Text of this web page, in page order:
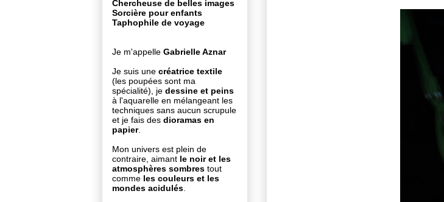
Chercheuse de belles images
Sorcière pour enfants
Taphophile de voyage
Je m'appelle Gabrielle Aznar
Je suis une créatrice textile
(les poupées sont ma
spécialité), je dessine et peins
à l'aquarelle en mélangeant les
techniques sans aucun scrupule
et je fais des dioramas en
papier.
Mon univers est plein de
contraire, aimant le noir et les
atmosphères sombres tout
comme les couleurs et les
mondes acidulés